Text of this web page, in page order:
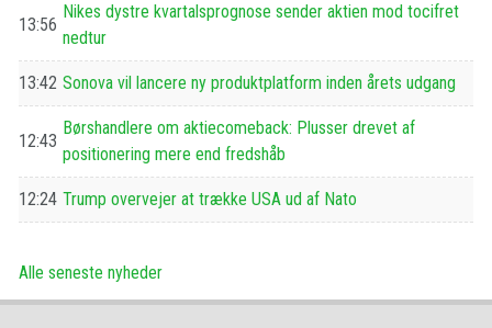
13:56
Nikes dystre kvartalsprognose sender aktien mod tocifret
nedtur
13:42 Sonova vil lancere ny produktplatform inden årets udgang
12:43
Børshandlere om aktiecomeback: Plusser drevet af
positionering mere end fredshåb
12:24 Trump overvejer at trække USA ud af Nato
Alle seneste nyheder